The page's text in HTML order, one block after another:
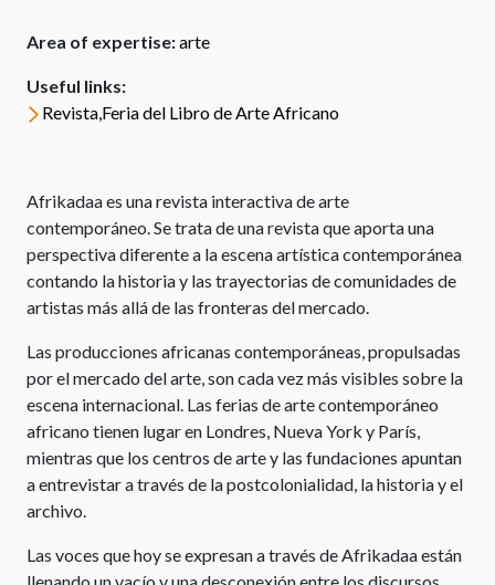
Area of expertise:arte
Useful links:
Revista,Feria del Libro de Arte Africano
Afrikadaa es una revista interactiva de arte
contemporáneo. Se trata de una revista que aporta una
perspectiva diferente a la escena artística contemporánea
contando la historia y las trayectorias de comunidades de
artistas más allá de las fronteras del mercado.
Las producciones africanas contemporáneas, propulsadas
por el mercado del arte, son cada vez más visibles sobre la
escena internacional. Las ferias de arte contemporáneo
africano tienen lugar en Londres, Nueva York y París,
mientras que los centros de arte y las fundaciones apuntan
a entrevistar a través de la postcolonialidad, la historia y el
archivo.
Las voces que hoy se expresan a través de Afrikadaa están